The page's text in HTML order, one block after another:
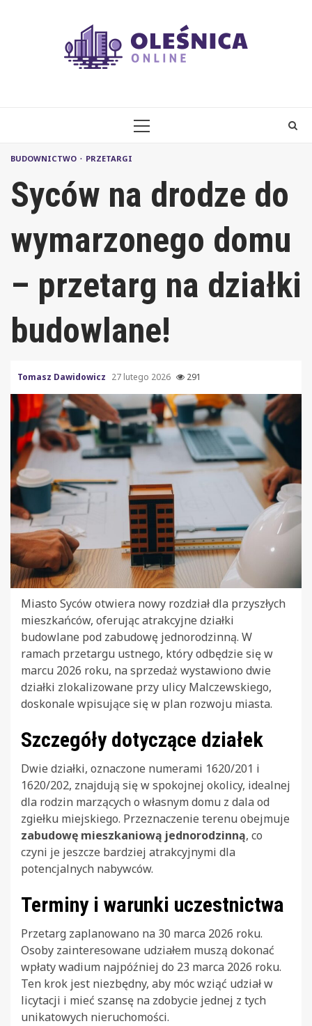
PRIMARY
BUDOWNICTWO PRZETARGI
Syców na drodze do
wymarzonego domu
– przetarg na działki
budowlane!
Tomasz Dawidowicz 27 lutego 2026 291
Miasto Syców otwiera nowy rozdział dla przyszłych
mieszkańców, oferując atrakcyjne działki
budowlane pod zabudowę jednorodzinną. W
ramach przetargu ustnego, który odbędzie się w
marcu 2026 roku, na sprzedaż wystawiono dwie
działki zlokalizowane przy ulicy Malczewskiego,
doskonale wpisujące się w plan rozwoju miasta.
Szczegóły dotyczące działek
Dwie działki, oznaczone numerami 1620/201 i
1620/202, znajdują się w spokojnej okolicy, idealnej
dla rodzin marzących o własnym domu z dala od
zgiełku miejskiego. Przeznaczenie terenu obejmuje
zabudowę mieszkaniową jednorodzinną, co
czyni je jeszcze bardziej atrakcyjnymi dla
potencjalnych nabywców.
Terminy i warunki uczestnictwa
Przetarg zaplanowano na 30 marca 2026 roku.
Osoby zainteresowane udziałem muszą dokonać
wpłaty wadium najpóźniej do 23 marca 2026 roku.
Ten krok jest niezbędny, aby móc wziąć udział w
licytacji i mieć szansę na zdobycie jednej z tych
unikatowych nieruchomości.